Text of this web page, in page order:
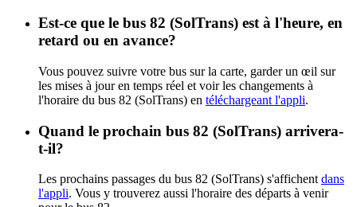
Est-ce que le bus 82 (SolTrans) est à l'heure, en
retard ou en avance?
Vous pouvez suivre votre bus sur la carte, garder un œil sur
les mises à jour en temps réel et voir les changements à
l'horaire du bus 82 (SolTrans) en téléchargeant l'appli.
Quand le prochain bus 82 (SolTrans) arrivera-
t-il?
Les prochains passages du bus 82 (SolTrans) s'affichent dans
l'appli. Vous y trouverez aussi l'horaire des départs à venir